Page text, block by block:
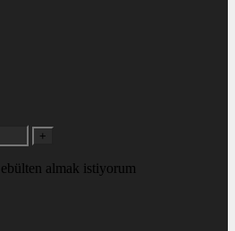
+
almak istiyorum